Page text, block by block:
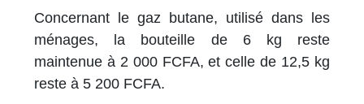
Concernant le gaz butane, utilisé dans les
ménages, la bouteille de 6 kg reste
maintenue à 2 000 FCFA, et celle de 12,5 kg
reste à 5 200 FCFA.